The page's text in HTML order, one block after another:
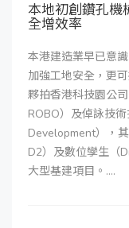
本地初創鑽孔機
全增效率
本港建造業早已意
加強工地安全，更
夥拍香港科技園公
ROBO）及倬詠技
Development），
D2）及數位孿生（
大型基建項目。....